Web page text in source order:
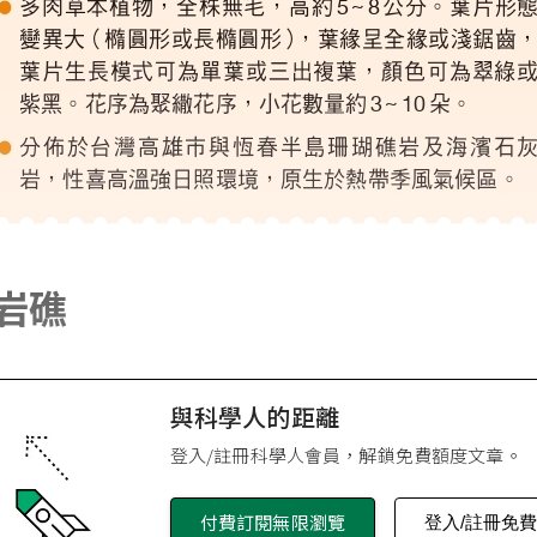
礁
與科學人的距離
登入/註冊科學人會員，解鎖免費額度文章。
付費訂閱無限瀏覽 登入/註冊免